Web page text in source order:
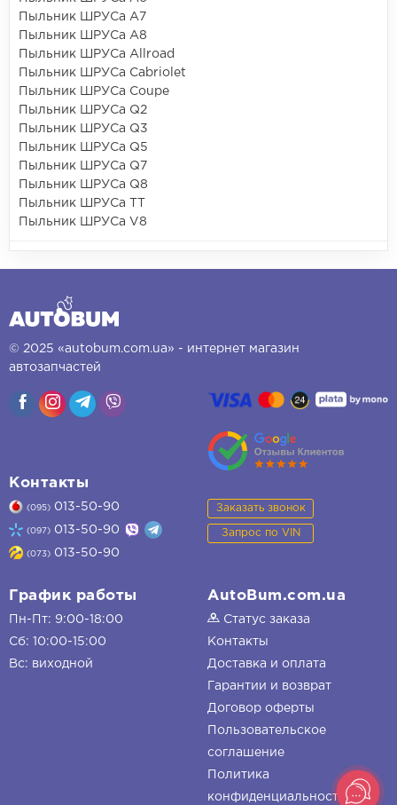
Пыльник ШРУСа A7
Пыльник ШРУСа A8
Пыльник ШРУСа Allroad
Пыльник ШРУСа Cabriolet
Пыльник ШРУСа Coupe
Пыльник ШРУСа Q2
Пыльник ШРУСа Q3
Пыльник ШРУСа Q5
Пыльник ШРУСа Q7
Пыльник ШРУСа Q8
Пыльник ШРУСа TT
Пыльник ШРУСа V8
© 2025 «autobum.com.ua» - интернет магазин
автозапчастей
Контакты
(095) 013-50-90
(097) 013-50-90
(073) 013-50-90
Заказать звонок
Запрос по VIN
График работы
Пн-Пт: 9:00-18:00
Сб: 10:00-15:00
Вс: виходной
AutoBum.com.ua
Статус заказа
Контакты
Доставка и оплата
Гарантии и возврат
Договор оферты
Пользовательское
соглашение
Политика
конфиденциальности